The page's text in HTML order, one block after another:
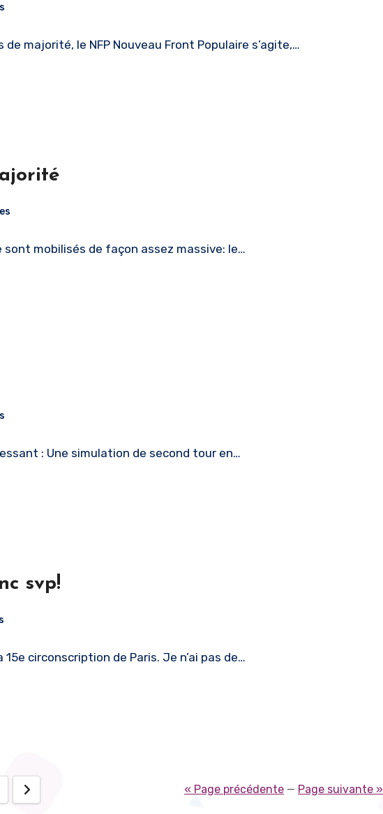
de majorité, le NFP Nouveau Front Populaire s’agite,…
mobilisés de façon assez massive: le…
: Une simulation de second tour en…
svp!
circonscription de Paris. Je n’ai pas de…
« Page précédente — Page suivante »